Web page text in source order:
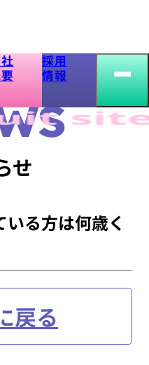
採用
情報
せ
る方は何歳く
戻る